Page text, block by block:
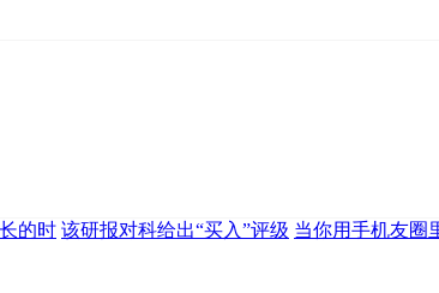
的时 该研报对科给出“买入”评级 当你用手机友圈